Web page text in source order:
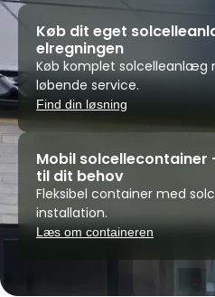
Køb dit eget
elregningen
Køb komplet solcelleanlæg
løbende service.
Find din løsning
Mobil solcellecontainer
til dit behov
Fleksibel container med
installation.
Læs om containeren